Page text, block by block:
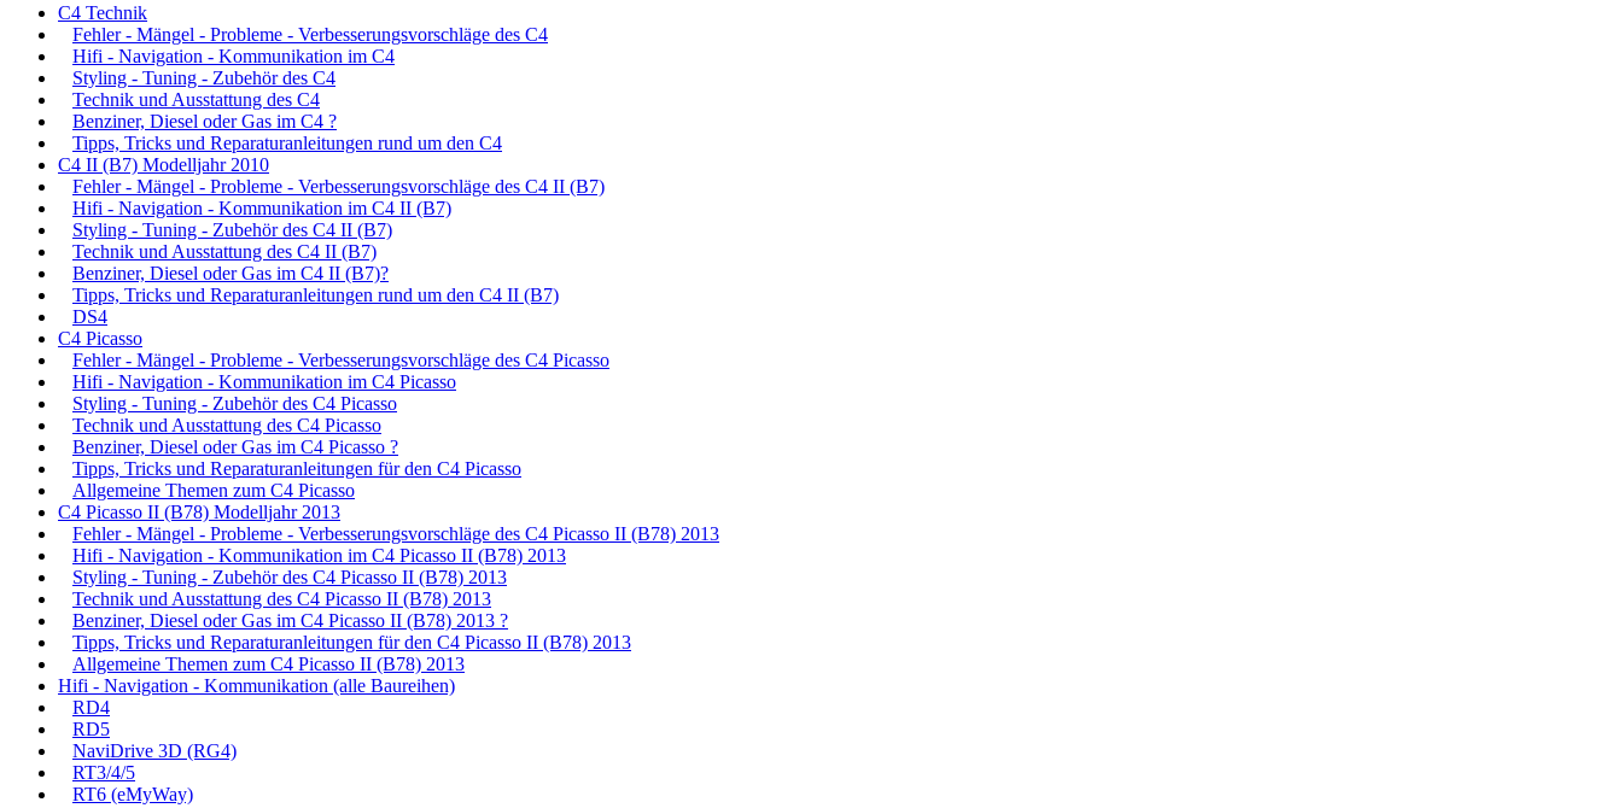
C4 Technik
Fehler - Mängel - Probleme - Verbesserungsvorschläge des C4
Hifi - Navigation - Kommunikation im C4
Styling - Tuning - Zubehör des C4
Technik und Ausstattung des C4
Benziner, Diesel oder Gas im C4 ?
Tipps, Tricks und Reparaturanleitungen rund um den C4
C4 II (B7) Modelljahr 2010
Fehler - Mängel - Probleme - Verbesserungsvorschläge des C4 II (B7)
Hifi - Navigation - Kommunikation im C4 II (B7)
Styling - Tuning - Zubehör des C4 II (B7)
Technik und Ausstattung des C4 II (B7)
Benziner, Diesel oder Gas im C4 II (B7)?
Tipps, Tricks und Reparaturanleitungen rund um den C4 II (B7)
DS4
C4 Picasso
Fehler - Mängel - Probleme - Verbesserungsvorschläge des C4 Picasso
Hifi - Navigation - Kommunikation im C4 Picasso
Styling - Tuning - Zubehör des C4 Picasso
Technik und Ausstattung des C4 Picasso
Benziner, Diesel oder Gas im C4 Picasso ?
Tipps, Tricks und Reparaturanleitungen für den C4 Picasso
Allgemeine Themen zum C4 Picasso
C4 Picasso II (B78) Modelljahr 2013
Fehler - Mängel - Probleme - Verbesserungsvorschläge des C4 Picasso II (B78) 2013
Hifi - Navigation - Kommunikation im C4 Picasso II (B78) 2013
Styling - Tuning - Zubehör des C4 Picasso II (B78) 2013
Technik und Ausstattung des C4 Picasso II (B78) 2013
Benziner, Diesel oder Gas im C4 Picasso II (B78) 2013 ?
Tipps, Tricks und Reparaturanleitungen für den C4 Picasso II (B78) 2013
Allgemeine Themen zum C4 Picasso II (B78) 2013
Hifi - Navigation - Kommunikation (alle Baureihen)
RD4
RD5
NaviDrive 3D (RG4)
RT3/4/5
RT6 (eMyWay)